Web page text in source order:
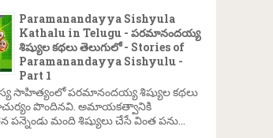
Paramanandayya Sishyula
Kathalu in Telugu - పరమానందయ్య
శిష్యుల కథలు తెలుగులో - Stories of
Paramanandayya Sishyulu -
Part 1
సాహిత్యంలో పరమానందయ్య శిష్యుల కథలు
పొందినవి. అమాయకత్వానికి
పన్నెండు మంది శిష్యులు చేసే వింత పను...